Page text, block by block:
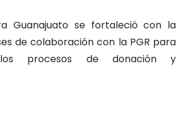
Guanajuato se fortaleció con la
de colaboración con la PGR para
procesos de donación y